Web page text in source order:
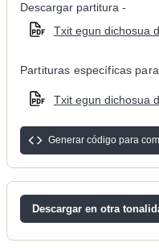
Descargar partitura -
Txit egun dichosua
Partituras específicas
Txit egun dichosua
Generar código para
Descargar en otra